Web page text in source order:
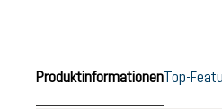
ProduktinformationenTop-